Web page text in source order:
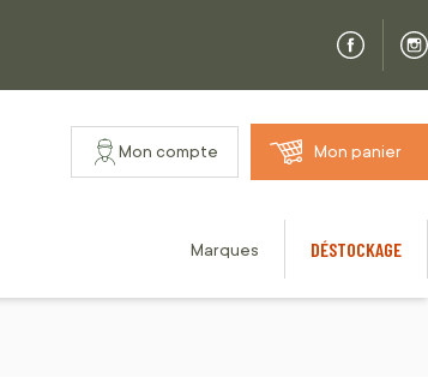
Mon compte Mon panier
Marques DÉSTOCKAGE